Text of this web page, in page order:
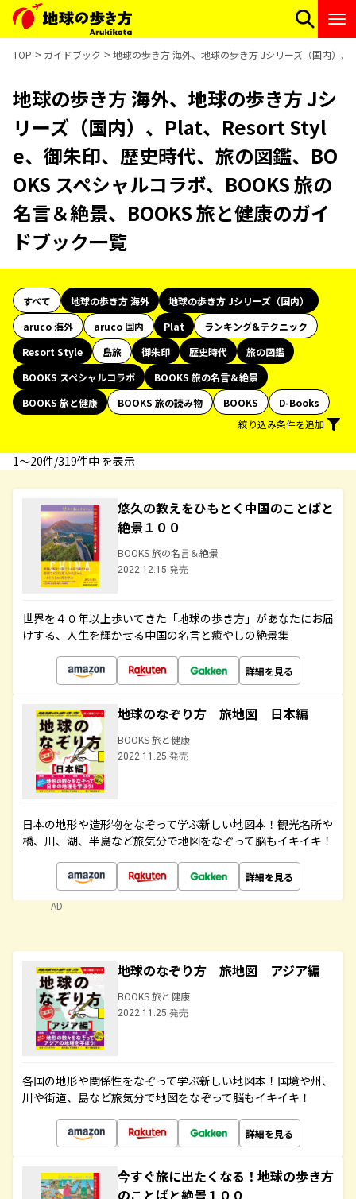
TOP ガイドブック 地球の歩き方 海外、地球の歩き方 Jシリーズ（国内）
地球の歩き方 海外、地球の歩き方 Jシ
リーズ（国内）、Plat、Resort Styl
e、御朱印、歴史時代、旅の図鑑、BO
OKS スペシャルコラボ、BOOKS 旅の
名言＆絶景、BOOKS 旅と健康のガイ
ドブック一覧
すべて 地球の歩き方 海外
地球の歩き方 Jシリーズ（国内）
aruco 海外
aruco 国内 Plat
ランキング&テクニック
Resort Style
島旅 御朱印 歴史時代
旅の図鑑
BOOKS スペシャルコラボ
BOOKS 旅の名言＆絶景
BOOKS 旅と健康
BOOKS 旅の読み物 BOOKS
D-Books
絞り込み条件を追加
1〜20件/319件中 を表示
悠久の教えをひもとく中国のことばと
絶景１００
BOOKS 旅の名言＆絶景
2022.12.15 発売
世界を４０年以上歩いてきた「地球の歩き方」があなたにお届
けする、人生を輝かせる中国の名言と癒やしの絶景集
詳細を見る
地球のなぞり方 旅地図 日本編
BOOKS 旅と健康
2022.11.25 発売
日本の地形や造形物をなぞって学ぶ新しい地図本！観光名所や
橋、川、湖、半島など旅気分で地図をなぞって脳もイキイキ！
詳細を見る
AD
地球のなぞり方 旅地図 アジア編
BOOKS 旅と健康
2022.11.25 発売
各国の地形や関係性をなぞって学ぶ新しい地図本！国境や州、
川や街道、島など旅気分で地図をなぞって脳もイキイキ！
詳細を見る
今すぐ旅に出たくなる！地球の歩き方
のことばと絶景１００